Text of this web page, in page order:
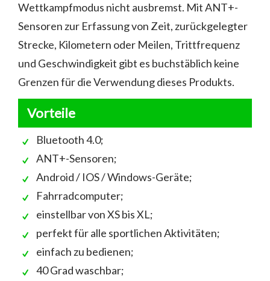
Wettkampfmodus nicht ausbremst. Mit ANT+-
Sensoren zur Erfassung von Zeit, zurückgelegter
Strecke, Kilometern oder Meilen, Trittfrequenz
und Geschwindigkeit gibt es buchstäblich keine
Grenzen für die Verwendung dieses Produkts.
Vorteile
Bluetooth 4.0;
ANT+-Sensoren;
Android / IOS / Windows-Geräte;
Fahrradcomputer;
einstellbar von XS bis XL;
perfekt für alle sportlichen Aktivitäten;
einfach zu bedienen;
40 Grad waschbar;